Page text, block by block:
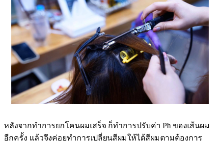
หลังจากทำการยกโคนผมเสร็จ ก็ทำการปรับค่า Ph ของเส้นผม
อีกครั้ง แล้วจึงค่อยทำการเปลี่ยนสีผมให้ได้สีผมตามต้องการ